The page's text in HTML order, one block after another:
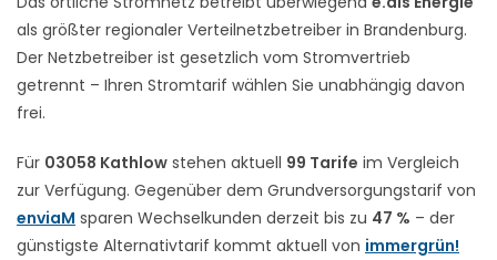
als größter regionaler Verteilnetzbetreiber in Brandenburg.
Der Netzbetreiber ist gesetzlich vom Stromvertrieb
getrennt – Ihren Stromtarif wählen Sie unabhängig davon
frei.
Für 03058 Kathlow stehen aktuell 99 Tarife im Vergleich
zur Verfügung. Gegenüber dem Grundversorgungstarif von
enviaM sparen Wechselkunden derzeit bis zu 47 % – der
günstigste Alternativtarif kommt aktuell von immergrün!